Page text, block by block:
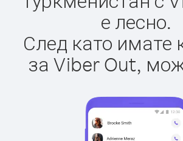
е лесно.
След като имате
за Viber Out,